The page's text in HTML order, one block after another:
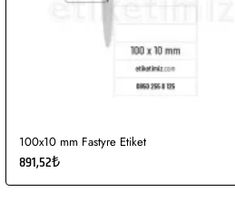
100x10 mm Fastyre Etiket
891,52₺